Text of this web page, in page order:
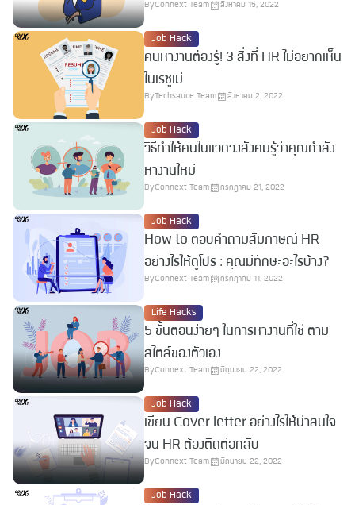
ByConnext Team สิงหาคม 15, 2022
Job Hack
คนหางานต้องรู้! 3 สิ่งที่ HR ไม่อยากเห็น
ในเรซูเม่
ByTechsauce Team สิงหาคม 2, 2022
Job Hack
วิธีทำให้คนในแวดวงสังคมรู้ว่าคุณกำลัง
หางานใหม่
ByConnext Team กรกฎาคม 21, 2022
Job Hack
How to ตอบคำถามสัมภาษณ์ HR
อย่างไรให้ดูโปร : คุณมีทักษะอะไรบ้าง?
ByConnext Team กรกฎาคม 11, 2022
Life Hacks
5 ขั้นตอนง่ายๆ ในการหางานที่ใช่ ตาม
สไตล์ของตัวเอง
ByConnext Team มิถุนายน 22, 2022
Job Hack
เขียน Cover letter อย่างไรให้น่าสนใจ
จน HR ต้องติดต่อกลับ
ByConnext Team มิถุนายน 22, 2022
Job Hack